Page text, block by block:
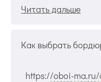
Читать дальше
Как выбрать
https://oboi-